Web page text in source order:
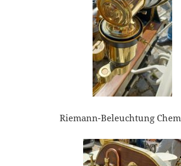
Riemann-Beleuchtung